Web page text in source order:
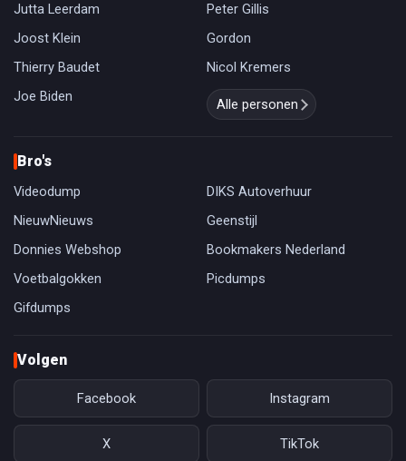
Jutta Leerdam
Peter Gillis
Joost Klein
Gordon
Thierry Baudet
Nicol Kremers
Joe Biden
Alle personen
Bro's
Videodump
DIKS Autoverhuur
NieuwNieuws
Geenstijl
Donnies Webshop
Bookmakers Nederland
Voetbalgokken
Picdumps
Gifdumps
Volgen
Facebook Instagram
X TikTok